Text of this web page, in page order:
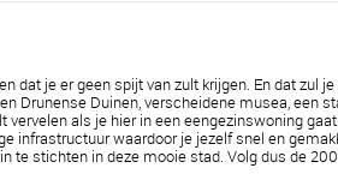
dat je er geen spijt van zult krijgen. En dat zul
Drunense Duinen, verscheidene musea, een
als je hier in een eengezinswoning
infrastructuur waardoor je jezelf snel en
te stichten in deze mooie stad. Volg dus de